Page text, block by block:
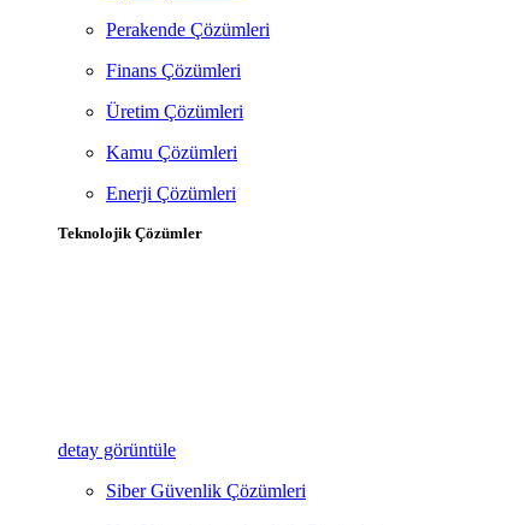
Perakende Çözümleri
Finans Çözümleri
Üretim Çözümleri
Kamu Çözümleri
Enerji Çözümleri
Teknolojik Çözümler
detay görüntüle
Siber Güvenlik Çözümleri